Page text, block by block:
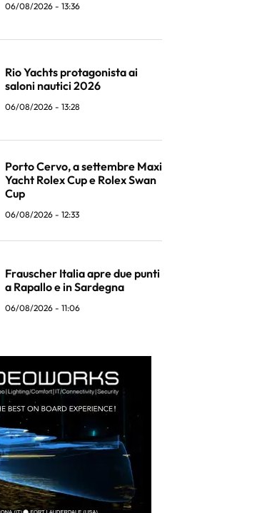
06/08/2026 - 13:36
Rio Yachts protagonista ai
saloni nautici 2026
06/08/2026 - 13:28
Porto Cervo, a settembre Maxi
Yacht Rolex Cup e Rolex Swan
Cup
06/08/2026 - 12:33
Frauscher Italia apre due punti
a Rapallo e in Sardegna
06/08/2026 - 11:06